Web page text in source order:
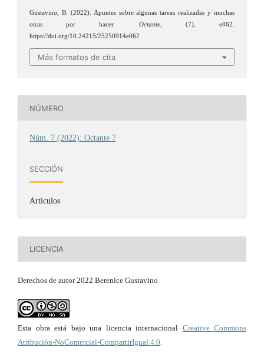
Gustavino, B. (2022). Apuntes sobre algunas tareas realizadas y muchas
otras por hacer. Octante, (7), e062.
https://doi.org/10.24215/25250914e062
Más formatos de cita
NÚMERO
Núm. 7 (2022): Octante 7
SECCIÓN
Artículos
LICENCIA
Derechos de autor 2022 Berenice Gustavino
Esta obra está bajo una licencia internacional Creative Commons
Atribución-NoComercial-CompartirIgual 4.0